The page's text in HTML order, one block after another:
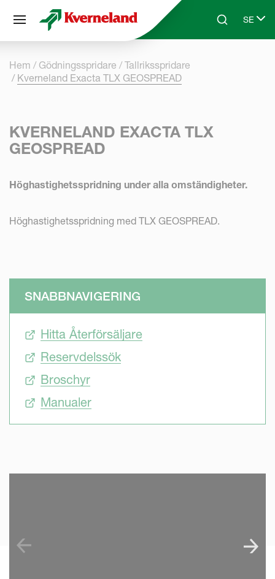
Skip to main contentSearchSE
Select
Hem Gödningsspridare
Tallriksspridare
Kverneland Exacta TLX GEOSPREAD
KVERNELAND EXACTA TLX
GEOSPREAD
Höghastighetsspridning under alla omständigheter.
Höghastighetsspridning med TLX GEOSPREAD.
SNABBNAVIGERING
Hitta Återförsäljare
Reservdelssök
Broschyr
Manualer
Cookie- hanteringspanel